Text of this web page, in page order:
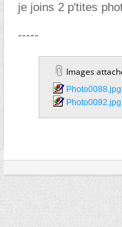
je joins 2 p'tites
-----
Images
Photo0088.jpg‎
Photo0092.jpg‎